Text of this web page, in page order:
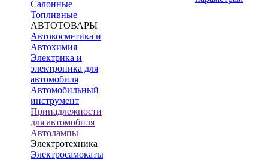
Салонные
Топливные
АВТОТОВАРЫ
Автокосметика и
Автохимия
Электрика и
электроника для
автомобиля
Автомобильный
инструмент
Принадлежности
для автомобиля
Автолампы
Электротехника
Электросамокаты